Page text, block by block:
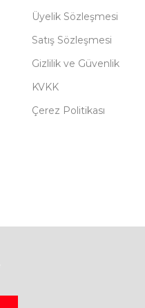
Üyelik Sözleşmesi
Satış Sözleşmesi
Gizlilik ve Güvenlik
KVKK
Çerez Politikası